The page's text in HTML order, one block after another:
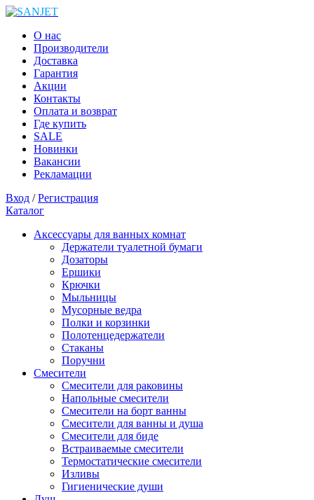
О нас
Производители
Доставка
Гарантия
Акции
Контакты
Оплата и возврат
Где купить
SALE
Новинки
Вакансии
Рекламации
Вход /Регистрация
Каталог
Аксессуары для ванных комнат
Держатели туалетной бумаги
Дозаторы
Ершики
Крючки
Мыльницы
Мусорные ведра
Полки и корзинки
Полотенцедержатели
Стаканы
Поручни
Смесители
Смесители для раковины
Напольные смесители
Смесители на борт ванны
Смесители для ванны и душа
Смесители для биде
Встраиваемые смесители
Термостатические смесители
Изливы
Гигиенические души